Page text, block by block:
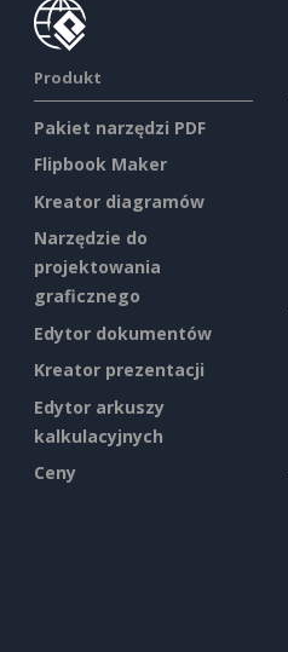
Produkt
Pakiet narzędzi PDF
Flipbook Maker
Kreator diagramów
Narzędzie do
projektowania
graficznego
Edytor dokumentów
Kreator prezentacji
Edytor arkuszy
kalkulacyjnych
Ceny